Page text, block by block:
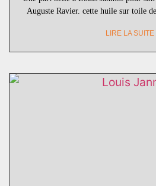
Auguste Ravier. cette huile sur toile
LIRE LA SUITE